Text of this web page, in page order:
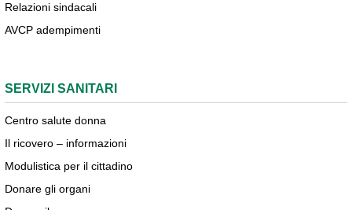
Relazioni sindacali
AVCP adempimenti
SERVIZI SANITARI
Centro salute donna
Il ricovero – informazioni
Modulistica per il cittadino
Donare gli organi